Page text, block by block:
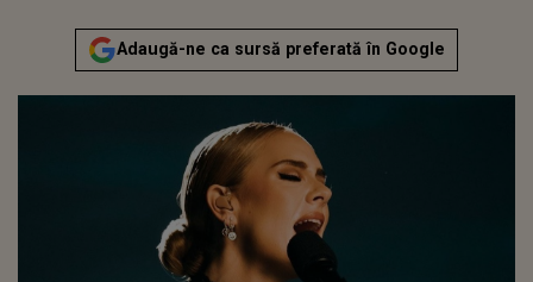
Adaugă-ne ca sursă preferată în Google